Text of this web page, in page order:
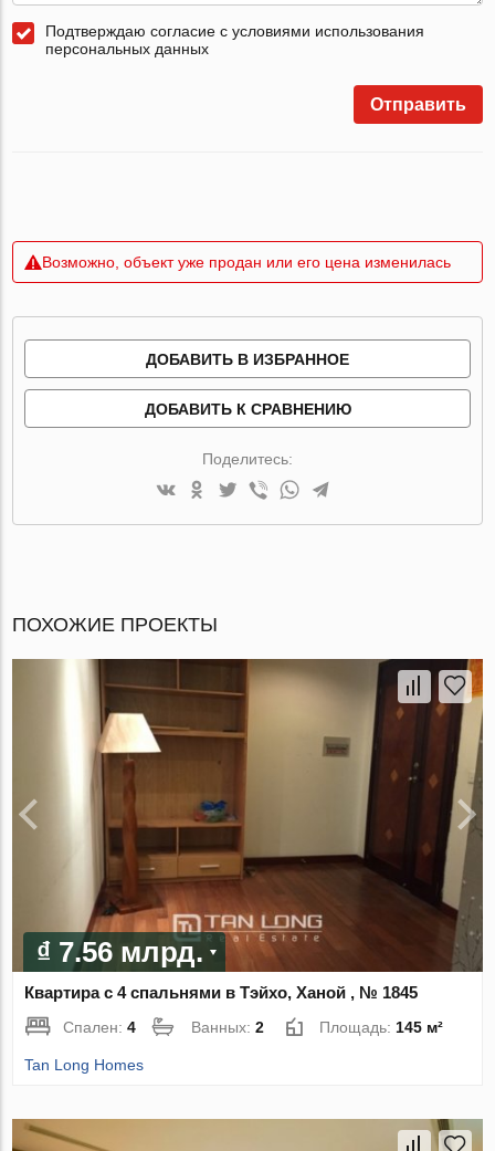
Подтверждаю согласие с условиями использования
персональных данных
Отправить
Возможно, объект уже продан или его цена изменилась
ДОБАВИТЬ В ИЗБРАННОЕ
ДОБАВИТЬ К СРАВНЕНИЮ
Поделитесь:
ПОХОЖИЕ ПРОЕКТЫ
₫ 7.56 млрд.
Квартира с 4 спальнями в Тэйхо, Ханой , № 1845
Спален:4 Ванных:2 Площадь:145 м²
Tan Long Homes